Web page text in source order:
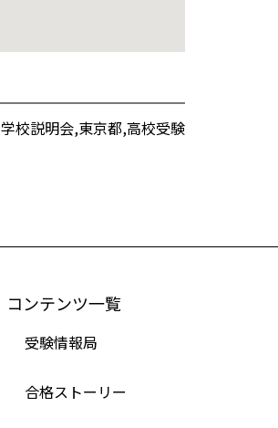
学校説明会,東京都,高校受験
コンテンツ一覧
受験情報局
合格ストーリー